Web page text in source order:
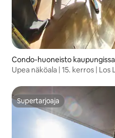
Condo-huoneisto
Upea näköala | 15. kerros |
Supertarjoaja
Supertarjoaja